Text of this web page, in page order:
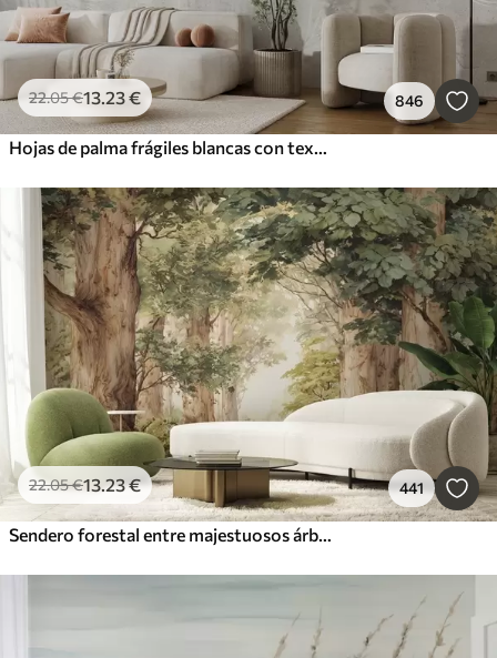
22.05€13 .23€ 846
22.05€13.23€ 441
Sendero forestal entre majestuosos árboles en estilo acuarela